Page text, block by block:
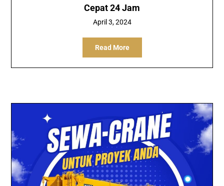
Cepat 24 Jam
April 3, 2024
Read More